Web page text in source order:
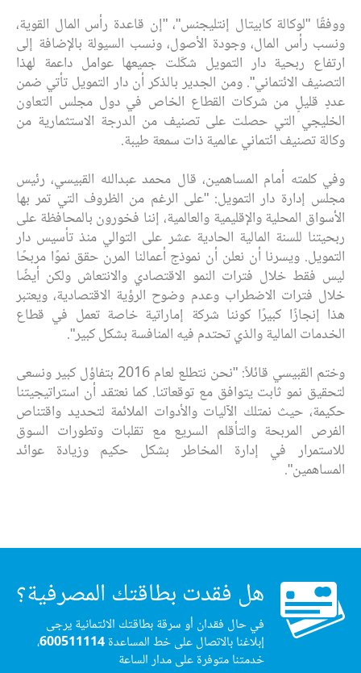
ووفقًا "لوكالة كابيتال إنتليجنس"، "إن قاعدة رأس المال القوية،
ونسب رأس المال، وجودة الأصول، ونسب السيولة بالإضافة إلى
ارتفاع ربحية دار التمويل شكّلت جميعها عوامل داعمة لهذا
التصنيف الائتماني". ومن الجدير بالذكر أن دار التمويل تأتي ضمن
عددٍ قليلٍ من شركات القطاع الخاص في دول مجلس التعاون
الخليجي التي حصلت على تصنيف من الدرجة الاستثمارية من
وكالة تصنيف ائتماني عالمية ذات سمعة طيبة.
وفي كلمته أمام المساهمين، قال محمد عبدالله القبيسي، رئيس
مجلس إدارة دار التمويل: "على الرغم من الظروف التي تمر بها
الأسواق المحلية والإقليمية والعالمية، إننا فخورون بالمحافظة على
ربحيتنا للسنة المالية الحادية عشر على التوالي منذ تأسيس دار
التمويل. ويسرنا أن نعلن أن نموذج أعمالنا المرن حقق نموًا مربحًا
ليس فقط خلال فترات النمو الاقتصادي والانتعاش ولكن أيضًا
خلال فترات الاضطراب وعدم وضوح الرؤية الاقتصادية، ويعتبر
هذا إنجازًا كبيرًا كوننا شركة إماراتية خاصة تعمل في قطاع
الخدمات المالية والذي تحتدم فيه المنافسة بشكل كبير".
وختم القبيسي قائلاً: "نحن نتطلع لعام 2016 بتفاؤل كبير ونسعى
لتحقيق نمو ثابت يتوافق مع توقعاتنا. كما نعتقد أن استراتيجيتنا
حكيمة، حيث نمتلك الآليات والأدوات الملائمة لتحديد واقتناص
الفرص المربحة والتأقلم السريع مع تقلبات وتطورات السوق
للاستمرار في إدارة المخاطر بشكل حكيم وزيادة عوائد
المساهمين".
هل فقدت بطاقتك المصرفية؟
في حال فقدان أو سرقة بطاقتك الائتمانية يرجى
إبلاغنا بالاتصال على خط المساعدة600511114،
خدمتنا متوفرة على مدار الساعة